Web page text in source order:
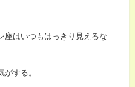
はいつもはっきり見えるな
する。